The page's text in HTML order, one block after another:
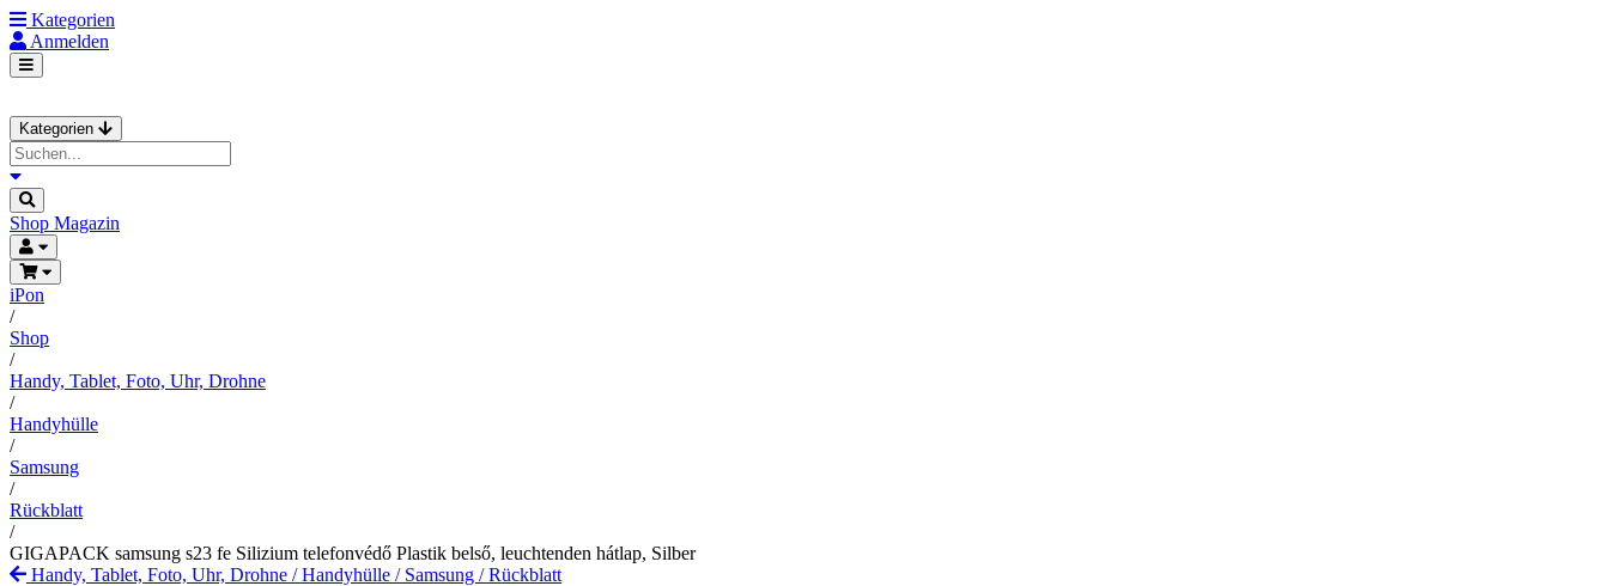
Kategorien
Anmelden
Kategorien
Shop Magazin
iPon
/
Shop
/
Handy, Tablet, Foto, Uhr, Drohne
/
Handyhülle
/
Samsung
/
Rückblatt
/
GIGAPACK samsung s23 fe Silizium telefonvédő Plastik belső, leuchtenden hátlap, Silber
Handy, Tablet, Foto, Uhr, Drohne /Handyhülle / Samsung /Rückblatt